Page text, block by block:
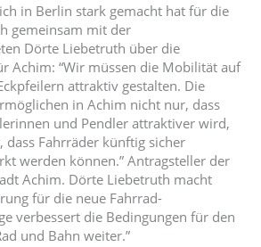
in Berlin stark gemacht hat für die
gemeinsam mit der
Dörte Liebetruth über die
Achim: “Wir müssen die Mobilität auf
attraktiv gestalten. Die
in Achim nicht nur, dass
und Pendler attraktiver wird,
dass Fahrräder künftig sicher
werden können.” Antragsteller der
Achim. Dörte Liebetruth macht
für die neue Fahrrad-
verbessert die Bedingungen für den
und Bahn weiter.”